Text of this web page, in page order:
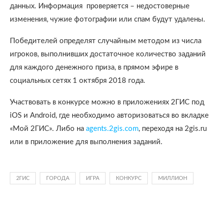
данных. Информация проверяется – недостоверные
изменения, чужие фотографии или спам будут удалены.
Победителей определят случайным методом из числа
игроков, выполнивших достаточное количество заданий
для каждого денежного приза, в прямом эфире в
социальных сетях 1 октября 2018 года.
Участвовать в конкурсе можно в приложениях 2ГИС под
iOS и Android, где необходимо авторизоваться во вкладке
«Мой 2ГИС». Либо на agents.2gis.com, переходя на 2gis.ru
или в приложение для выполнения заданий.
2ГИС ГОРОДА ИГРА КОНКУРС МИЛЛИОН